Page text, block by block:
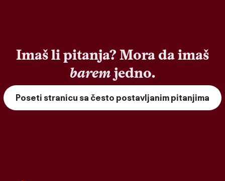
Imaš li pitanja? Mora da imaš
baremjedno.
Poseti stranicu sa često postavljanim pitanjima